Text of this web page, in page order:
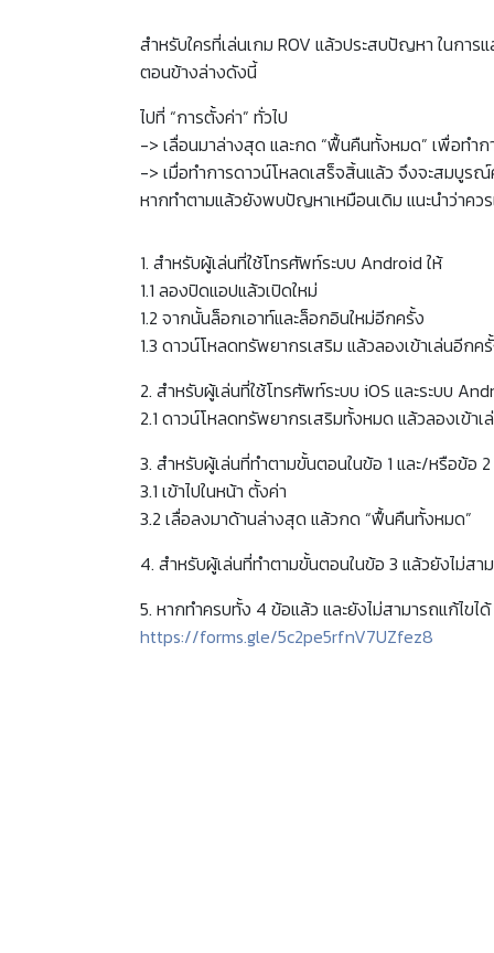
สำหรับใครที่เล่นเกม ROV แล้วประสบปัญหา ในกา
ตอนข้างล่างดังนี้
ไปที่ “การตั้งค่า” ทั่วไป
-> เลื่อนมาล่างสุด และกด “ฟื้นคืนทั้งหมด” เพื่อทำ
-> เมื่อทำการดาวน์โหลดเสร็จสิ้นแล้ว จึงจะสมบูรณ์
หากทำตามแล้วยังพบปัญหาเหมือนเดิม แนะนำว่าค
1. สำหรับผู้เล่นที่ใช้โทรศัพท์ระบบ Android ให้
1.1 ลองปิดแอปแล้วเปิดใหม่
1.2 จากนั้นล็อกเอาท์และล็อกอินใหม่อีกครั้ง
1.3 ดาวน์โหลดทรัพยากรเสริม แล้วลองเข้าเล่นอีกค
2. สำหรับผู้เล่นที่ใช้โทรศัพท์ระบบ iOS และระบบ
2.1 ดาวน์โหลดทรัพยากรเสริมทั้งหมด แล้วลองเข้าเ
3. สำหรับผู้เล่นที่ทำตามขั้นตอนในข้อ 1 และ/หรือข้อ
3.1 เข้าไปในหน้า ตั้งค่า
3.2 เลื่อลงมาด้านล่างสุด แล้วกด “ฟื้นคืนทั้งหมด”
4. สำหรับผู้เล่นที่ทำตามขั้นตอนในข้อ 3 แล้วยังไม่ส
5. หากทำครบทั้ง 4 ข้อแล้ว และยังไม่สามารถแก้ไ
https://forms.gle/5c2pe5rfnV7UZfez8